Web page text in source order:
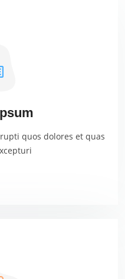
quos dolores et quas